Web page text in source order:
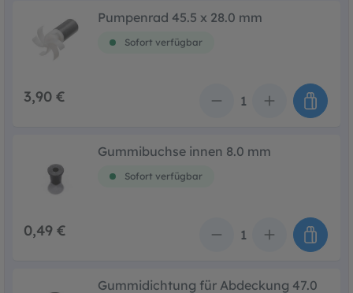
Pumpenrad 45.5 x 28.0 mm
Sofort verfügbar
3,90 €
Gummibuchse innen 8.0 mm
Sofort verfügbar
0,49 €
Gummidichtung für Abdeckung 47.0